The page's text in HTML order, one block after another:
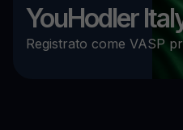
YouHodler
Registrato come VASP